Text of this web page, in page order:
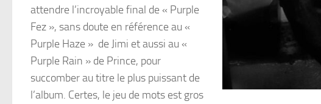
attendre l’incroyable final de « Purple
Fez », sans doute en référence au «
Purple Haze » de Jimi et aussi au «
Purple Rain » de Prince, pour
succomber au titre le plus puissant de
l’album. Certes, le jeu de mots est gros